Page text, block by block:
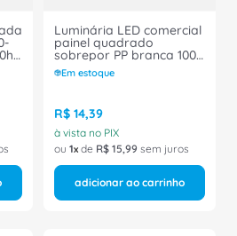
Luminária LED comercial
painel quadrado
sobrepor PP branca 100-
240V 6500K 18W
1350Lumens SUPER ECO
Em estoque
R$ 14,39
à vista no PIX
ou 1 de R$ 15,99 sem juros
adicionar ao carrinho